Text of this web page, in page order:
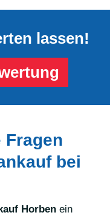
lassen!
Fragen
bei
Horben ein